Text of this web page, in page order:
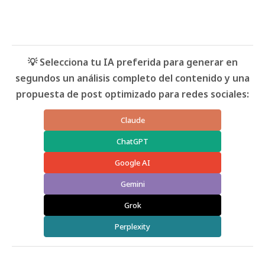
💡 Selecciona tu IA preferida para generar en
segundos un análisis completo del contenido y una
propuesta de post optimizado para redes sociales:
Claude
ChatGPT
Google AI
Gemini
Grok
Perplexity